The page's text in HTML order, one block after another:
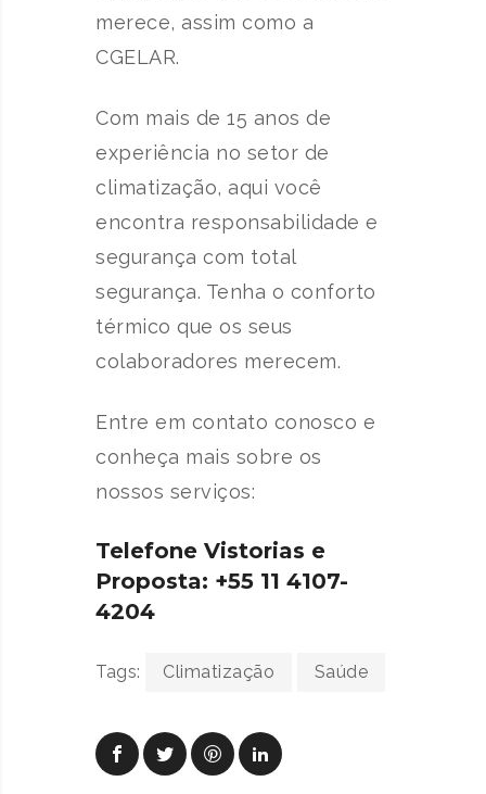
merece, assim como a
CGELAR.
Com mais de 15 anos de
experiência no setor de
climatização, aqui você
encontra responsabilidade e
segurança com total
segurança. Tenha o conforto
térmico que os seus
colaboradores merecem.
Entre em contato conosco e
conheça mais sobre os
nossos serviços:
Telefone Vistorias e
Proposta: +55 11 4107-
4204
Tags: Climatização Saúde